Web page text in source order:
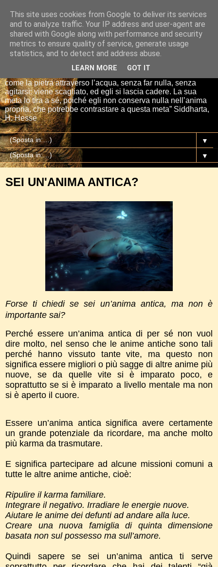
Io sono il mio Buddha
“Se tu getti una pietra nell’acqua, essa si affretta per la via
più breve fino al fondo. E così è Siddharta, quando ha una
meta, un proposito. Siddharta non fa nulla. Siddharta pensa,
come la pietra attraverso l’acqua, senza far nulla, senza
agitarsi: viene scagliato, ed egli si lascia cadere. La sua
meta lo tira a sé, poiché egli non conserva nulla nell’anima
propria, che potrebbe contrastare a questa meta” Siddharta,
H. Hesse
▼
▼
SEI UN'ANIMA ANTICA?
Forse ti chiedi se sei un’anima antica, ma non è
importante sai?
Perché essere un’anima antica di per sé non vuol
dire molto, nel senso che le anime antiche sono tali
perché hanno vissuto tante vite, ma questo non
significa essere migliori o più sagge di altre anime più
nuove, se da quelle vite si è imparato poco, e
soprattutto se si è imparato a livello mentale ma non
si è aperto il cuore.
Essere un’anima antica significa avere certamente
un grande potenziale da ricordare, ma anche molto
più karma da trasmutare.
E significa partecipare ad alcune missioni comuni a
tutte le altre anime antiche, cioè:
Ripulire il karma familiare.
Integrare il negativo. Irradiare le energie nuove.
Aiutare le anime dei defunti ad andare alla luce.
Creare una nuova famiglia di quinta dimensione
basata non sul possesso ma sull’amore.
Quindi sapere se sei un’anima antica ti serve
This site uses cookies from Google to deliver its services
and to analyze traffic. Your IP address and user-agent are
shared with Google along with performance and security
metrics to ensure quality of service, generate usage
statistics, and to detect and address abuse.
LEARN MORE GOT IT